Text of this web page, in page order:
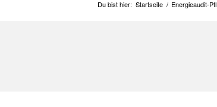
Du bist hier: Startseite / Energieaudit-